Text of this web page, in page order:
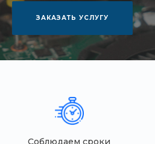
ЗАКАЗАТЬ УСЛУГУ
Соблюдаем сроки